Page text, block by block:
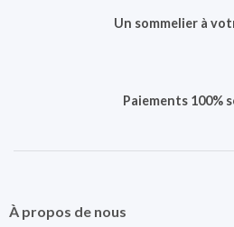
Un sommelier à
Paiements 100%
À propos de nous